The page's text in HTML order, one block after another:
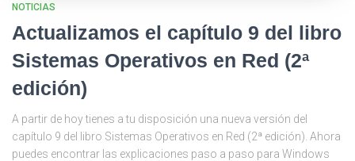
NOTICIAS
Actualizamos el capítulo 9 del libro
Sistemas Operativos en Red (2ª
edición)
A partir de hoy tienes a tu disposición una nueva versión del
capítulo 9 del libro Sistemas Operativos en Red (2ª edición). Ahora
puedes encontrar las explicaciones paso a paso para Windows